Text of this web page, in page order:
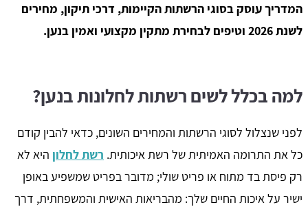
המדריך עוסק בסוגי הרשתות הקיימות, דרכי תיקון, מחירים
לשנת 2026 וטיפים לבחירת מתקין מקצועי ואמין בנען.
למה בכלל לשים רשתות לחלונות בנען?
לפני שנצלול לסוגי הרשתות והמחירים השונים, כדאי להבין קודם
כל את התרומה האמיתית של רשת איכותית. רשת לחלון היא לא
רק פיסת בד מתוח או פריט שולי; מדובר בפריט שמשפיע באופן
ישיר על איכות החיים שלך: מהבריאות האישית והמשפחתית, דרך